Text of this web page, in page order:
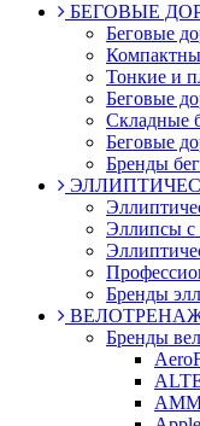
БЕГОВЫЕ
Беговые
Тонкие и
Беговые
Складные
Беговые
Бренды
Эллипсы с
Бренды
Бренды